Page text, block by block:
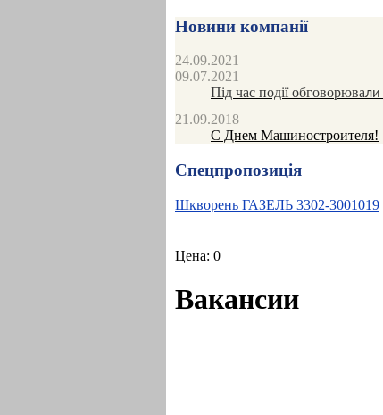
Новини компанії
24.09.2021
09.07.2021
Під час події обговорювали
21.09.2018
С Днем Машиностроителя!
Спецпропозиція
Шкворень ГАЗЕЛЬ 3302-3001019
Цена: 0
Вакансии